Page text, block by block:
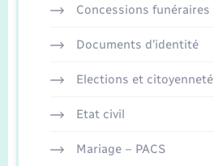
Concessions funéraires
Documents d’identité
Elections et citoyenneté
Etat civil
Mariage – PACS